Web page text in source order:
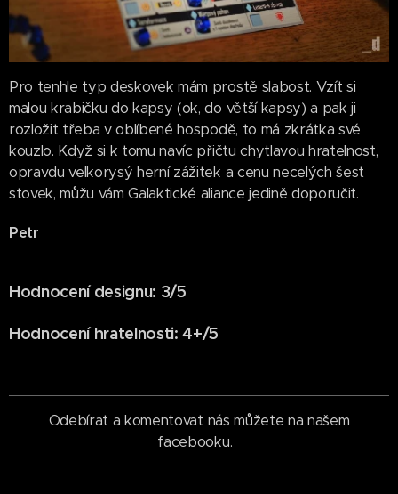
Pro tenhle typ deskovek mám prostě slabost. Vzít si
malou krabičku do kapsy (ok, do větší kapsy) a pak ji
rozložit třeba v oblíbené hospodě, to má zkrátka své
kouzlo. Když si k tomu navíc přičtu chytlavou hratelnost,
opravdu velkorysý herní zážitek a cenu necelých šest
stovek, můžu vám Galaktické aliance jedině doporučit.
Petr
Hodnocení designu: 3/5
Hodnocení hratelnosti: 4+/5
Odebírat a komentovat nás můžete na našem
facebooku.